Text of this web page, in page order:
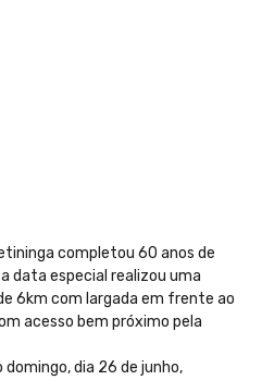
completou 60 anos de
data especial realizou uma
6km com largada em frente ao
acesso bem próximo pela
dia 26 de junho,